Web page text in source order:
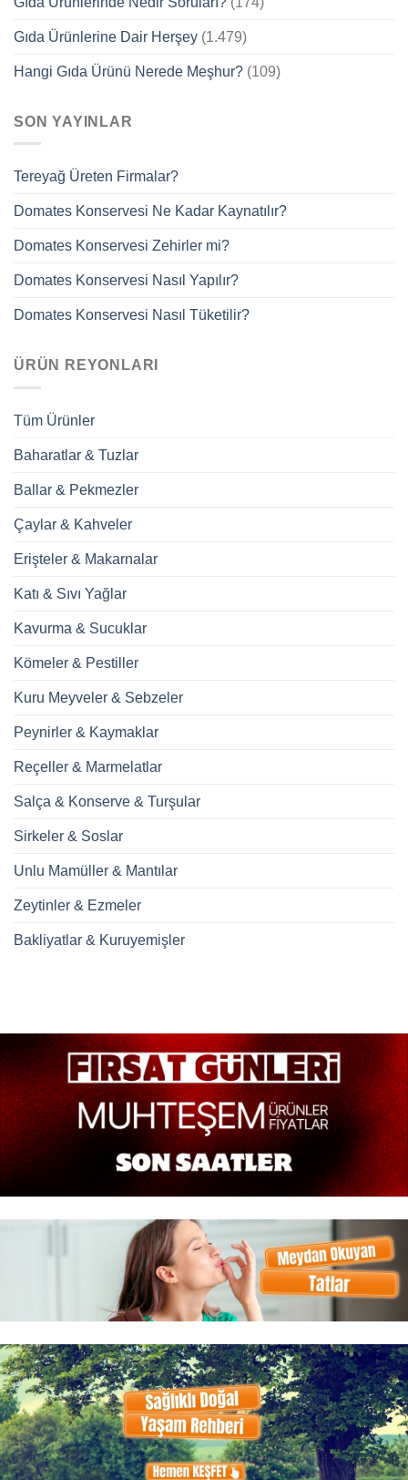
Gıda Ürünlerine Dair Herşey (1.479)
Hangi Gıda Ürünü Nerede Meşhur? (109)
SON YAYINLAR
Tereyağ Üreten Firmalar?
Domates Konservesi Ne Kadar Kaynatılır?
Domates Konservesi Zehirler mi?
Domates Konservesi Nasıl Yapılır?
Domates Konservesi Nasıl Tüketilir?
ÜRÜN REYONLARI
Tüm Ürünler
Baharatlar & Tuzlar
Ballar & Pekmezler
Çaylar & Kahveler
Erişteler & Makarnalar
Katı & Sıvı Yağlar
Kavurma & Sucuklar
Kömeler & Pestiller
Kuru Meyveler & Sebzeler
Peynirler & Kaymaklar
Reçeller & Marmelatlar
Salça & Konserve & Turşular
Sirkeler & Soslar
Unlu Mamüller & Mantılar
Zeytinler & Ezmeler
Bakliyatlar & Kuruyemişler